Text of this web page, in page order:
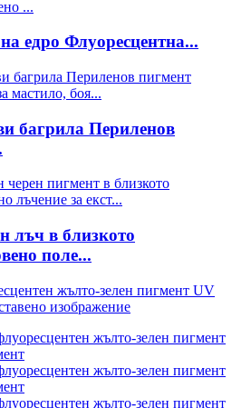
едро Флуоресцентна...
багрила Периленов
лъч в близкото
поле...